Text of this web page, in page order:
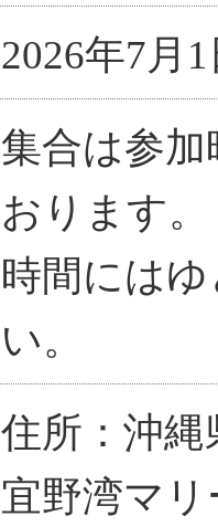
2026年7月
集合は参
おります。
時間には
い。
住所：沖
宜野湾マリ